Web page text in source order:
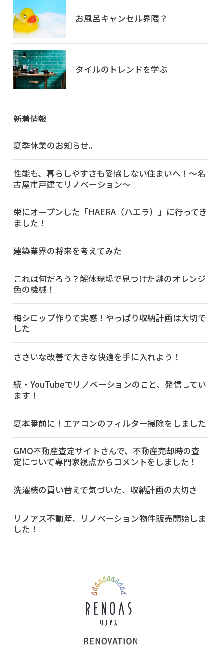
お風呂キャンセル界隈？
タイルのトレンドを学ぶ
新着情報
夏季休業のお知らせ。
性能も、暮らしやすさも妥協しない住まいへ！～名
古屋市戸建てリノベーション～
栄にオープンした「HAERA（ハエラ）」に行ってき
ました！
建築業界の将来を考えてみた
これは何だろう？解体現場で見つけた謎のオレンジ
色の機械！
梅シロップ作りで実感！やっぱり収納計画は大切で
した
ささいな改善で大きな快適を手に入れよう！
続・YouTubeでリノベーションのこと、発信してい
ます！
夏本番前に！エアコンのフィルター掃除をしました
GMO不動産査定サイトさんで、不動産売却時の査
定について専門家視点からコメントをしました！
洗濯機の買い替えで気づいた、収納計画の大切さ
リノアス不動産、リノベーション物件販売開始しま
した！